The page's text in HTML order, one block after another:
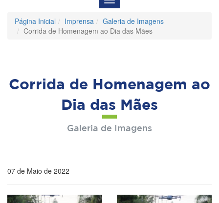
de
Navegação
Página Inicial Imprensa
Galeria de Imagens
Corrida de Homenagem ao Dia das Mães
Corrida de Homenagem ao
Dia das Mães
Galeria de Imagens
07 de Maio de 2022